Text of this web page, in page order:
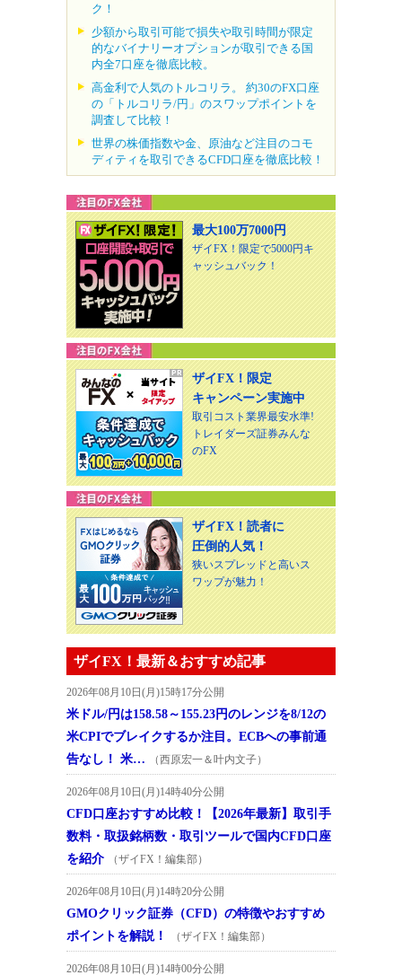
ク！
少額から取引可能で損失や取引時間が限定
的なバイナリーオプションが取引できる国
内全7口座を徹底比較。
高金利で人気のトルコリラ。 約30のFX口座
の「トルコリラ/円」のスワップポイントを
調査して比較！
世界の株価指数や金、原油など注目のコモ
ディティを取引できるCFD口座を徹底比較！
最大100万7000円
ザイFX！限定で5000円キ
ャッシュバック！
ザイFX！限定
キャンペーン実施中
取引コスト業界最安水準!
トレイダーズ証券みんな
のFX
ザイFX！読者に
圧倒的人気！
狭いスプレッドと高いス
ワップが魅力！
ザイFX！最新＆おすすめ記事
2026年08月10日(月)15時17分公開
米ドル/円は158.58～155.23円のレンジを8/12の
米CPIでブレイクするか注目。ECBへの事前通
告なし！ 米…
（西原宏一＆叶内文子）
2026年08月10日(月)14時40分公開
CFD口座おすすめ比較！【2026年最新】取引手
数料・取扱銘柄数・取引ツールで国内CFD口座
を紹介
（ザイFX！編集部）
2026年08月10日(月)14時20分公開
GMOクリック証券（CFD）の特徴やおすすめ
ポイントを解説！
（ザイFX！編集部）
2026年08月10日(月)14時00分公開